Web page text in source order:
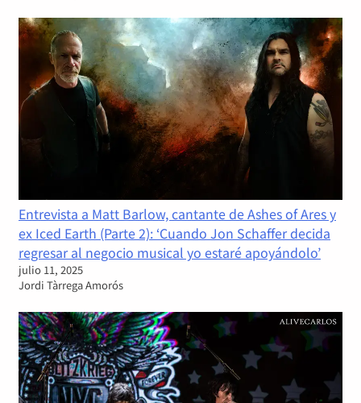
Entrevista a Matt Barlow, cantante de Ashes of Ares y
ex Iced Earth (Parte 2): ‘Cuando Jon Schaffer decida
regresar al negocio musical yo estaré apoyándolo’
julio 11, 2025
Jordi Tàrrega Amorós